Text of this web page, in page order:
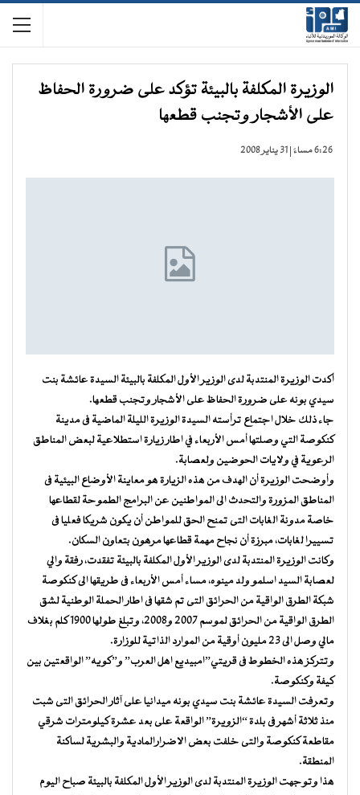
الوزيرة المكلفة بالبيئة تؤكد على ضرورة الحفاظ
على الأشجار وتجنب قطعها
6:26 مساءً | 31 يناير 2008
أكدت الوزيرة المنتدبة لدى الوزير الأول المكلفة بالبيئة السيدة عائشة بنت
سيدي بونه على ضرورة الحفاظ على الأشجار وتجنب قطعها.
جاء ذلك خلال اجتماع ترأسته السيدة الوزيرة الليلة الماضية فى مدينة
كنكوصة التي وصلتها أمس الأربعاء في اطار زيارة استطلاعية لبعض المناطق
الرعوية في ولايات الحوضين ولعصابة.
وأوضحت الوزيرة أن الهدف من هذه الزيارة هو معاينة الأوضاع البيئية فى
المناطق المزورة والتحدث الى المواطنين عن البرامج الطموحة لقطاعها
خاصة مدونة الغابات التى تمنح الحق للمواطن أن يكون شريكا فعليا فى
تسييرا لغابات، مبرزة أن نجاح مهمة قطاعها مرهون بتعاون السكان.
وكانت الوزيرة المنتدبة لدى الوزير الأول المكلفة بالبيئة تفقدت، رفقة والي
لعصابة السيد اسلمو ولد مينوه، مساء أمس الأربعاء فى طريقها الى كنكوصة
شبكة الطرق الواقية من الحرائق التى تم شقها فى اطار الحملة الوطنية لشق
الطرق الواقية من الحرائق لموسم 2007 و2008، وتبلغ طولها 1900 كلم بغلاف
مالي وصل الى 23 مليون أوقية من الموارد الذاتية للوزارة.
وتتركز هذه الخطوط فى قريتي”امبيديع اهل العرب” و”كويه” الواقعتين بين
كيفة وكنكوصة.
وتعرفت السيدة عائشة بنت سيدي بونه ميدانيا على آثار الحرائق التى شبت
منذ ثلاثة أشهر فى بلدة “الزويرة” الواقعة على بعد عشرة كيلومترات شرقي
مقاطعة كنكوصة والتى خلفت بعض الاضرارالمادية والبشرية لساكنة
المنطقة.
هذا وتوجهت الوزيرة المنتدبة لدى الوزير الأول المكلفة بالبيئة صباح اليوم